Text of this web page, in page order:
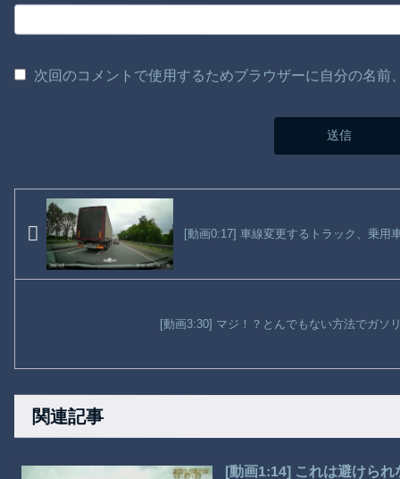
次回のコメントで使用するためブラウザーに自分の名
[動画0:17] 車線変更するトラック、乗用
[動画3:30] マジ！？とんでもない方法でガソ
関連記事
[動画1:14] これは避けら